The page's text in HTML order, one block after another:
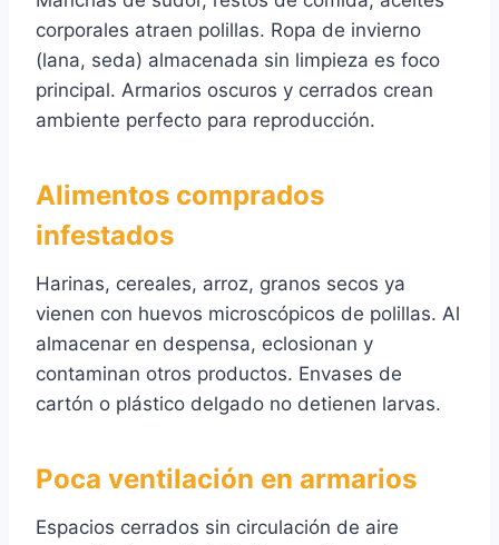
corporales atraen polillas. Ropa de invierno
(lana, seda) almacenada sin limpieza es foco
principal. Armarios oscuros y cerrados crean
ambiente perfecto para reproducción.
Alimentos comprados
infestados
Harinas, cereales, arroz, granos secos ya
vienen con huevos microscópicos de polillas. Al
almacenar en despensa, eclosionan y
contaminan otros productos. Envases de
cartón o plástico delgado no detienen larvas.
Poca ventilación en armarios
Espacios cerrados sin circulación de aire